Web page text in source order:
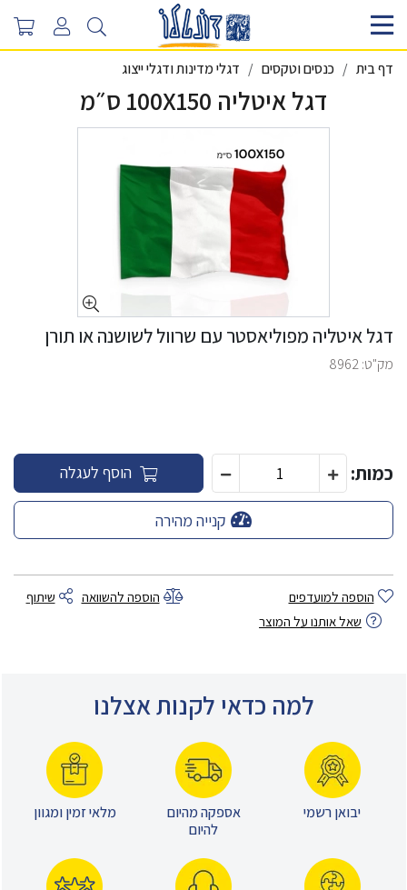
דף בית כנסים וטקסים דגלי מדינות ודגלי ייצוג
דגל איטליה 100X150 ס״מ
דגל איטליה מפוליאסטר עם שרוול לשושנה או תורן
מק"ט:8962
כמות: הוסף לעגלה
קנייה מהירה
הוספה למועדפים הוספה להשוואה
שיתוף
שאל אותנו על המוצר
למה כדאי לקנות אצלנו
יבואן רשמי
אספקה מהיום
להיום
מלאי זמין ומגוון